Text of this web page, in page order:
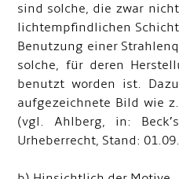
sind solche, die zwar
lichtempfindlichen
Benutzung einer
solche, für deren
benutzt worden ist.
aufgezeichnete Bild wie
(vgl. Ahlberg, in:
Urheberrecht, Stand: